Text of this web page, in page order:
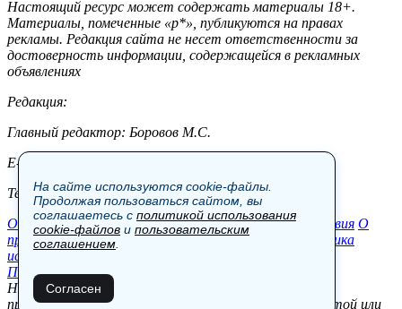
Настоящий ресурс может содержать материалы 18+.
Материалы, помеченные «р*», публикуются на правах
рекламы. Редакция сайта не несет ответственности за
достоверность информации, содержащейся в рекламных
объявлениях
Редакция:
Главный редактор: Боровов М.С.
E-mail: site@vestnik.net, reb.msk@yandex.ru
Тел.: +7 (921) 720-00-97
Общество Экономика Контакты В мире Происшествия О
проекте Шоу-бизнес Политика Пресс-релизы
Политика
использования cookie-файлов
Пользовательское соглашение
Новости, аналитика, прогнозы и другие материалы,
представленные на данном сайте, не являются офертой или
На сайте используются cookie-файлы.
Продолжая пользоваться сайтом, вы
соглашаетесь с политикой использования
cookie-файлов и пользовательским
соглашением
Согласен